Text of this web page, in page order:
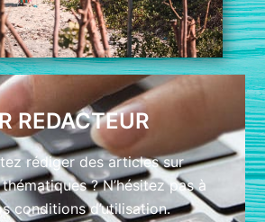
REDACTEUR
rédiger des articles sur
thématiques ? N’hésitez pas à
conditions d’utilisation.